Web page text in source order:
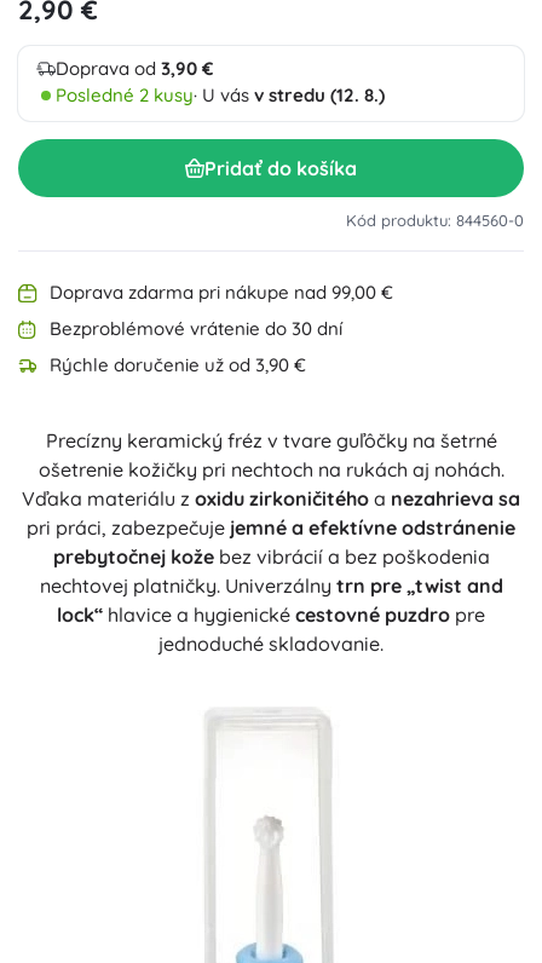
2,90 €
Doprava od 3,90 €
Posledné 2 kusy· U vás v stredu (12. 8.)
Pridať do košíka
Kód produktu: 844560-0
Doprava zdarma pri nákupe nad 99,00 €
Bezproblémové vrátenie do 30 dní
Rýchle doručenie už od 3,90 €
Precízny keramický fréz v tvare guľôčky na šetrné
ošetrenie kožičky pri nechtoch na rukách aj nohách.
Vďaka materiálu z oxidu zirkoničitého a nezahrieva sa
pri práci, zabezpečuje jemné a efektívne odstránenie
prebytočnej kožebez vibrácií a bez poškodenia
nechtovej platničky. Univerzálny trn pre „twist and
lock“ hlavice a hygienické cestovné puzdro pre
jednoduché skladovanie.